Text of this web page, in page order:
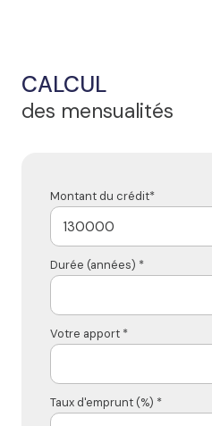
CALCUL
des mensualités
Montant du crédit*
Durée (années) *
Votre apport *
Taux d'emprunt (%) *